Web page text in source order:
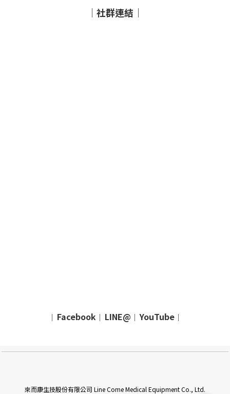
｜社群連結｜
｜ Facebook ｜ LINE@ ｜ YouTube ｜
來而康生技股份有限公司 Line Come Medical Equipment Co., Ltd.